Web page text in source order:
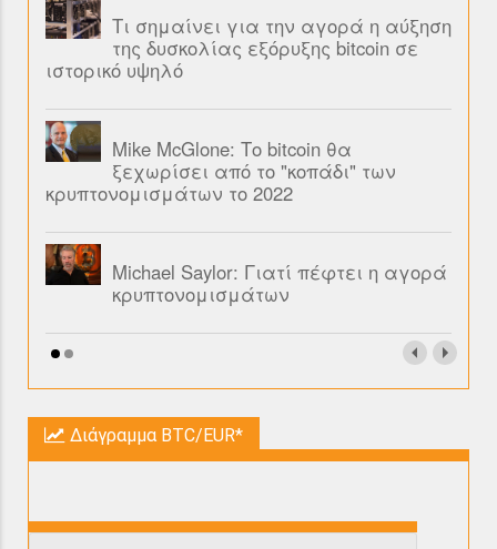
Τι σημαίνει για την αγορά η αύξηση
της δυσκολίας εξόρυξης bitcoin σε
ιστορικό υψηλό
Mike McGlone: Το bitcoin θα
ξεχωρίσει από το "κοπάδι" των
κρυπτονομισμάτων το 2022
Michael Saylor: Γιατί πέφτει η αγορά
κρυπτονομισμάτων
Διάγραμμα BTC/EUR*